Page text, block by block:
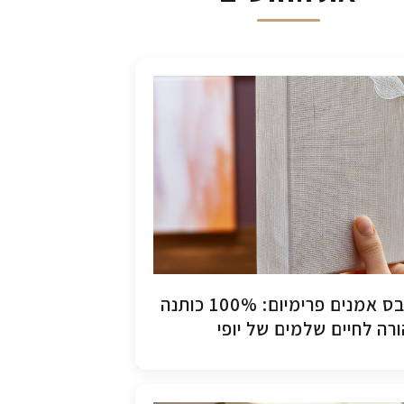
קנבס אמנים פרימיום: 100% כותנה
לחיים שלמים של יופי